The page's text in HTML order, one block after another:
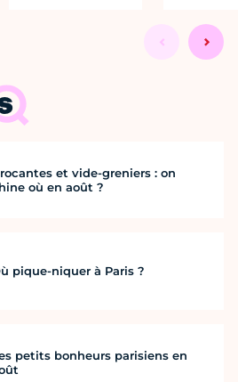
et vide-greniers : on
où en août ?
pique-niquer à Paris ?
petits bonheurs parisiens en